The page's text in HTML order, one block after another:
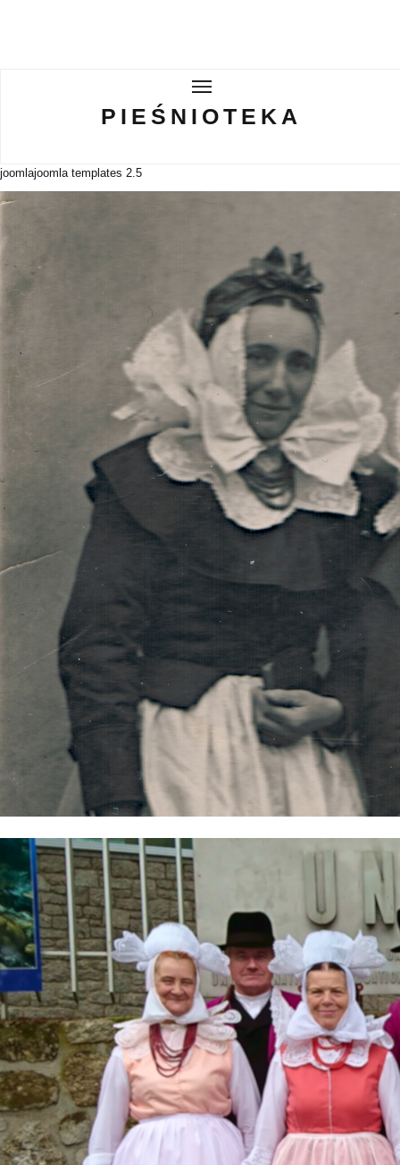
PIEŚNIOTEKA
AKTUALNOŚCI
Tabor Wielkopolski
GALERIE
WIRTUALNA BISKUPIZNA
PIEŚNIOTEKA
joomlajoomla templates 2.5